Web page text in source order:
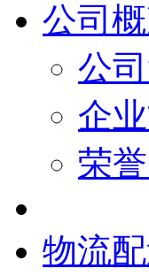
公司
公
企
荣
物流